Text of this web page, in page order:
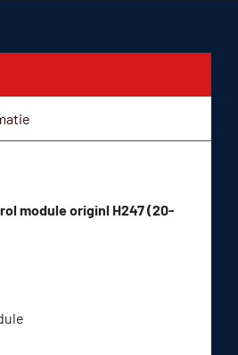
module originl H247 (20-